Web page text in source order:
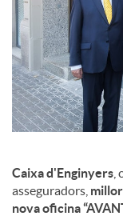
l
s
Caixa d'Enginyers
asseguradors,
nova oficina